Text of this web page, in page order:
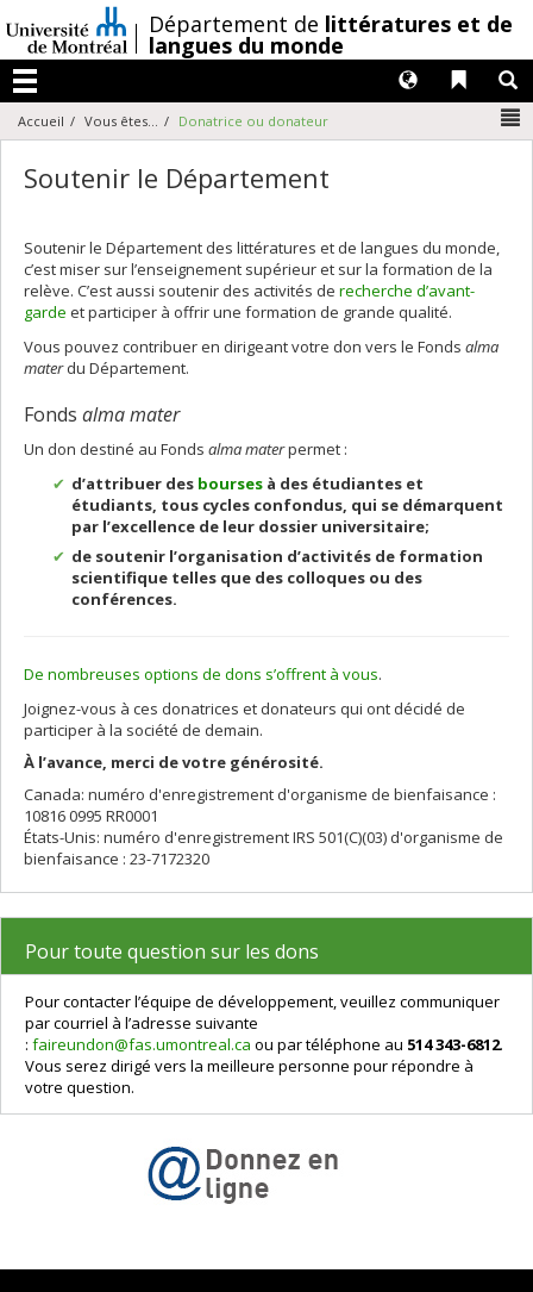
au
contenu
/Département de littératures et de
langues du monde
Menu
Liens
Langues
Accueil Vous êtes... Donatrice ou donateur
Soutenir le Département
Soutenir le Département des littératures et de langues du monde,
c’est miser sur l’enseignement supérieur et sur la formation de la
relève. C’est aussi soutenir des activités de recherche d’avant-
garde et participer à offrir une formation de grande qualité.
Vous pouvez contribuer en dirigeant votre don vers le Fonds alma
materdu Département.
Fonds alma mater
Un don destiné au Fonds alma materpermet :
d’attribuer des bourses à des étudiantes et
étudiants, tous cycles confondus, qui se démarquent
par l’excellence de leur dossier universitaire;
de soutenir l’organisation d’activités de formation
scientifique telles que des colloques ou des
conférences.
De nombreuses options de dons s’offrent à vous.
Joignez-vous à ces donatrices et donateurs qui ont décidé de
participer à la société de demain.
À l’avance, merci de votre générosité.
Canada: numéro d'enregistrement d'organisme de bienfaisance :
10816 0995 RR0001
États-Unis: numéro d'enregistrement IRS 501(C)(03) d'organisme de
bienfaisance : 23-7172320
Pour toute question sur les dons
Pour contacter l’équipe de développement, veuillez communiquer
par courriel à l’adresse suivante
: faireundon@fas.umontreal.ca ou par téléphone au 514 343-6812.
Vous serez dirigé vers la meilleure personne pour répondre à
votre question.